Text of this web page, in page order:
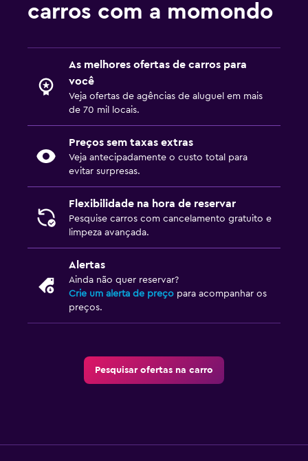
carros com a momondo
As melhores ofertas de carros para
você
Veja ofertas de agências de aluguel em mais
de 70 mil locais.
Preços sem taxas extras
Veja antecipadamente o custo total para
evitar surpresas.
Flexibilidade na hora de reservar
Pesquise carros com cancelamento gratuito e
limpeza avançada.
Alertas
Ainda não quer reservar?
Crie um alerta de preço para acompanhar os
preços.
Pesquisar ofertas na carro